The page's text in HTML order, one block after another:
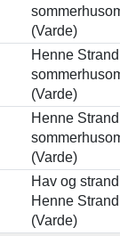
(Varde)
Henne Strand
(Varde)
Henne Strand
(Varde)
Hav og
Henne Strand
(Varde)